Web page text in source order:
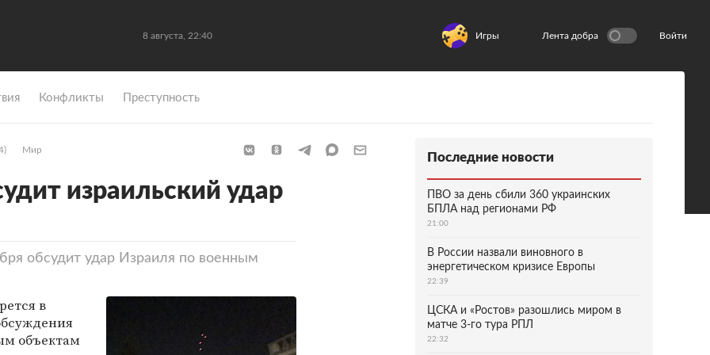
8 августа, 22:40 Игры Лента добра Войти
Конфликты Преступность
Мир
израильский удар
обсудит удар Израиля по военным
в
объектам
Последние новости
ПВО за день сбили 360 украинских
БПЛА над регионами РФ
21:00
В России назвали виновного в
энергетическом кризисе Европы
22:39
ЦСКА и «Ростов» разошлись миром в
матче 3-го тура РПЛ
22:32